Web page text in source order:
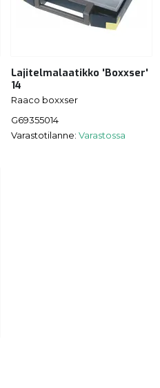
Lajitelmalaatikko 'Boxxser'
14
Raaco boxxser
G69355014
Varastotilanne: Varastossa